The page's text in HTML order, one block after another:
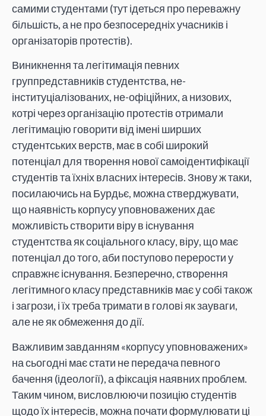
самими студентами (тут ідеться про переважну
більшість, а не про безпосередніх учасників і
організаторів протестів).
Виникнення та легітимація певних
группредставників студентства, не-
інституціалізованих, не-офіційних, а низових,
котрі через організацію протестів отримали
легітимацію говорити від імені ширших
студентських верств, має в собі широкий
потенціал для творення нової самоідентифікації
студентів та їхніх власних інтересів. Знову ж таки,
посилаючись на Бурдьє, можна стверджувати,
що наявність корпусу уповноважених дає
можливість створити віру в існування
студентства як соціального класу, віру, що має
потенціал до того, аби поступово перерости у
справжнє існування. Безперечно, створення
легітимного класу представників має у собі також
і загрози, і їх треба тримати в голові як зауваги,
але не як обмеження до дії.
Важливим завданням «корпусу уповноважених»
на сьогодні має стати не передача певного
бачення (ідеології), а фіксація наявних проблем.
Таким чином, висловлюючи позицію студентів
щодо їх інтересів, можна почати формулювати ці